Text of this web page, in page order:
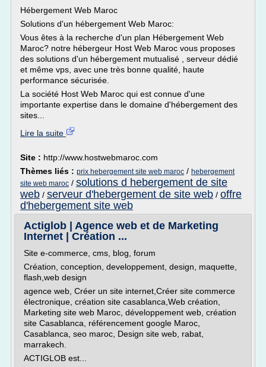
Hébergement Web Maroc
Solutions d'un hébergement Web Maroc:
Vous êtes à la recherche d'un plan Hébergement Web
Maroc? notre hébergeur Host Web Maroc vous proposes
des solutions d'un hébergement mutualisé , serveur dédié
et même vps, avec une très bonne qualité, haute
performance sécurisée.
La société Host Web Maroc qui est connue d'une
importante expertise dans le domaine d'hébergement des
sites...
Lire la suite
Site : http://www.hostwebmaroc.com
Thèmes liés : prix hebergement site web maroc / hebergement
site web maroc / solutions d hebergement de site
web / serveur d'hebergement de site web / offre
d'hebergement site web
Actiglob | Agence web et de Marketing
Internet | Création ...
Site e-commerce, cms, blog, forum
Création, conception, developpement, design, maquette,
flash,web design
agence web, Créer un site internet,Créer site commerce
électronique, création site casablanca,Web création,
Marketing site web Maroc, développement web, création
site Casablanca, référencement google Maroc,
Casablanca, seo maroc, Design site web, rabat,
marrakech.
ACTIGLOB est...